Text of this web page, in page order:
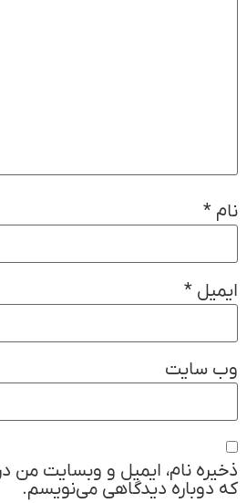
نام *
ایمیل *
وب‌ سایت
ذخیره نام، ایمیل و وبسایت من
که دوباره دیدگاهی می‌نویسم.